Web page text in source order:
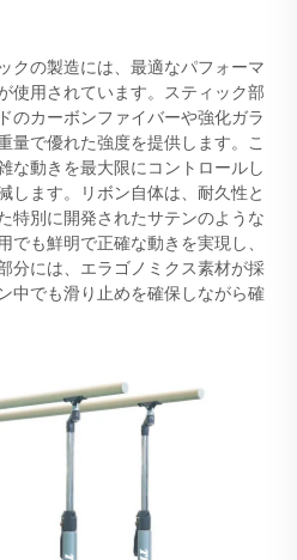
クの製造には、最適なパフォーマ
使用されています。スティック部
のカーボンファイバーや強化ガラ
量で優れた強度を提供します。こ
な動きを最大限にコントロールし
します。リボン自体は、耐久性と
特別に開発されたサテンのような
も鮮明で正確な動きを実現し、
分には、エラゴノミクス素材が採
中でも滑り止めを確保しながら確